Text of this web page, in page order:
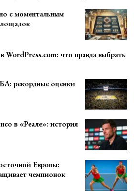
с моментальным
WordPress.com: что правда выбрать
рекордные оценки
в «Реале»: история
Европы:
чемпионок